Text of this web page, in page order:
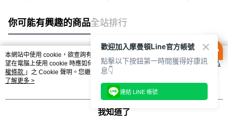
你可能有興趣的商品全站排行
熱門標籤
本網站中使用 cookie，欲查詢有關本網站使用 cookie 方式之詳情，及若您不希
望在電腦上使用 cookie 時應如何變更電腦的 cookie 設定，請參閱本網站「
隱私
權條款 」之 Cookie 聲明。您繼續使用本網站即表示您同意本公司得按本網站使
用條款之 Cookie 聲明使用 cookie。
了解更多 >
我知道了
歡迎加入摩曼頓Line官方帳號
點擊以下按鈕第一時間獲得好康訊
息👇
連結 LINE 帳號